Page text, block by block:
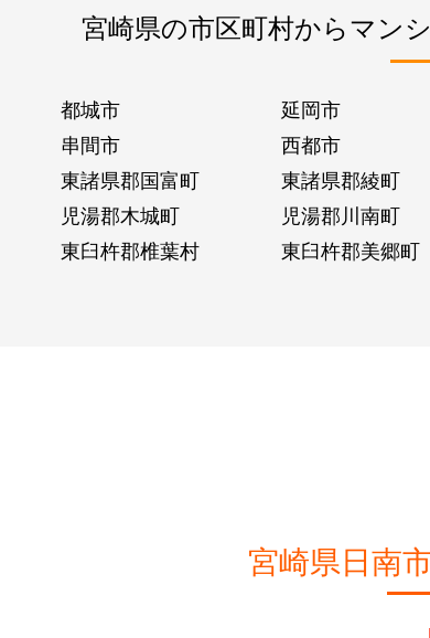
宮崎県の市区町村からマン
都城市 延岡市
串間市 西都市
東諸県郡国富町 東諸県郡綾町
児湯郡木城町 児湯郡川南町
東臼杵郡椎葉村 東臼杵郡美郷町
宮崎県日南